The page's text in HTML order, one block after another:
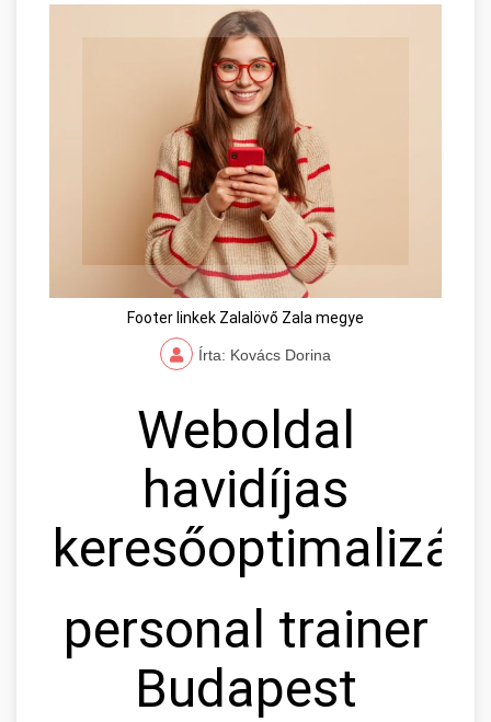
Footer linkek Zalalövő Zala megye
Írta: Kovács Dorina
Weboldal
havidíjas
personal trainer
Budapest